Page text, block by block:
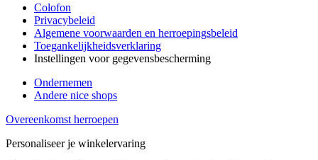
Colofon
Privacybeleid
Algemene voorwaarden en herroepingsbeleid
Toegankelijkheidsverklaring
Instellingen voor gegevensbescherming
Ondernemen
Andere nice shops
Overeenkomst herroepen
Personaliseer je winkelervaring